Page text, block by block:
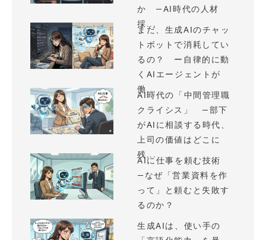
か —AI時代の人材
採...
まだ、生成AIのチャッ
トボットで消耗してい
るの？ ー自律的に動
くAIエージェントが
働...
AI時代の「中間管理職
クライシス」 —部下
がAIに相談する時代、
上司の価値はどこに
残...
AIに仕事を頼む技術
—なぜ「営業資料を作
って」と頼むと失敗す
るのか？
生成AIは、使い手の